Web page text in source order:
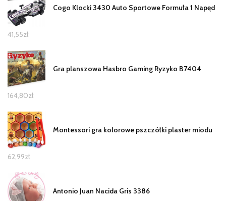
Cogo Klocki 3430 Auto Sportowe Formuła 1 Napęd
41,55zł
Gra planszowa Hasbro Gaming Ryzyko B7404
164,80zł
Montessori gra kolorowe pszczółki plaster miodu
62,99zł
Antonio Juan Nacida Gris 3386